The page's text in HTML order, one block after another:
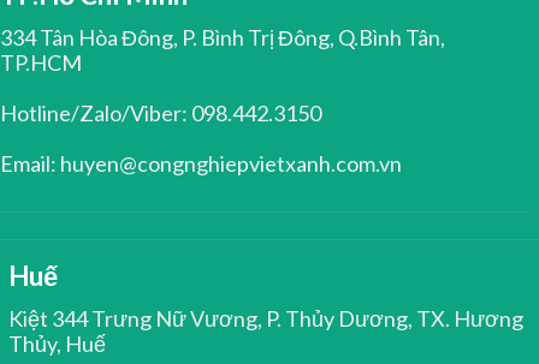
334 Tân Hòa Đông, P. Bình Trị Đông, Q.Bình Tân,
TP.HCM
Hotline/Zalo/Viber: 098.442.3150
Email: huyen@congnghiepvietxanh.com.vn
Huế
Kiệt 344 Trưng Nữ Vương, P. Thủy Dương, TX. Hương
Thủy, Huế